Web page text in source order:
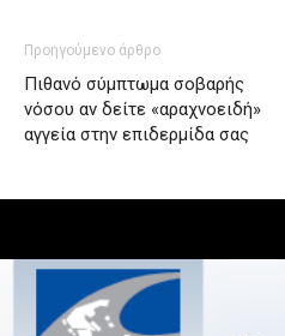
Προηγούμενο άρθρο
Πιθανό σύμπτωμα σοβαρής
νόσου αν δείτε «αραχνοειδή»
αγγεία στην επιδερμίδα σας